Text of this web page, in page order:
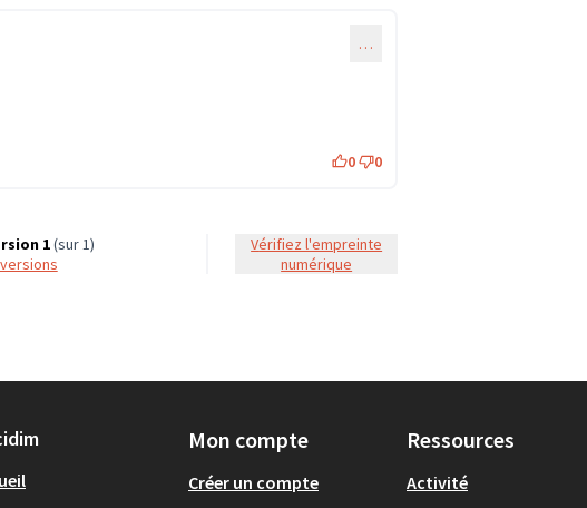
…
0 0
1(sur 1)
Vérifiez l'empreinte
numérique
Mon compte
Créer un compte
Ressources
Activité